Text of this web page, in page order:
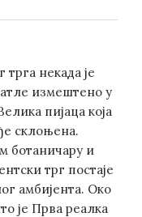
некада је
измештено у
пијаца која
склоњена.
ботаничару и
трг постаје
амбијента. Око
је Прва реалка